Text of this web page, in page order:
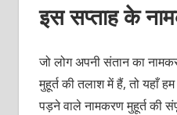
इस सप्ताह के
जो लोग अपनी संतान का
मुहूर्त की तलाश में हैं, तो यहाँ
पड़ने वाले नामकरण मुहूर्त की